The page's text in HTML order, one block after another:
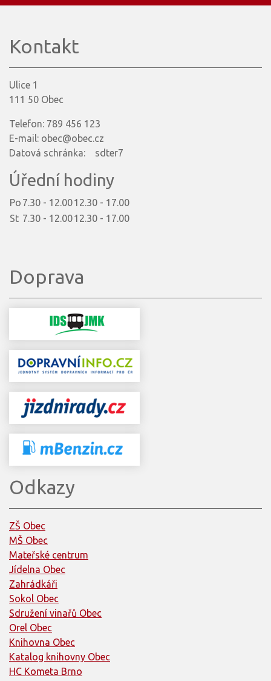
Kontakt
Ulice 1
111 50 Obec
Telefon: 789 456 123
E-mail: obec@obec.cz
Datová schránka: sdter7
Úřední hodiny
Po 7.30 - 12.0012.30 - 17.00
St 7.30 - 12.0012.30 - 17.00
Doprava
Odkazy
ZŠ Obec
MŠ Obec
Mateřské centrum
Jídelna Obec
Zahrádkáři
Sokol Obec
Sdružení vinařů Obec
Orel Obec
Knihovna Obec
Katalog knihovny Obec
HC Kometa Brno